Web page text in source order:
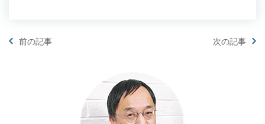
前の記事 次の記事